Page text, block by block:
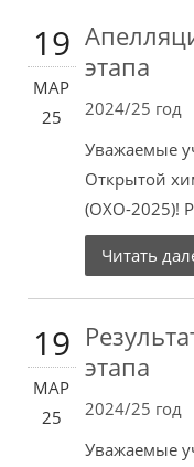
19
МАР
25
этапа
2024/25 год
Уважаемые
Открытой
(ОХО-2025)!
Читать
19
МАР
25
этапа
2024/25 год
Уважаемые